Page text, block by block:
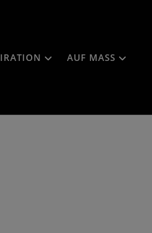
AUF MASS